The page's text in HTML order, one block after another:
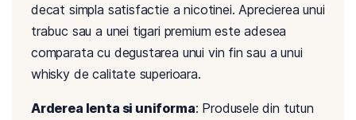
decat simpla satisfactie a nicotinei. Aprecierea unui
trabuc sau a unei tigari premium este adesea
comparata cu degustarea unui vin fin sau a unui
whisky de calitate superioara.
Arderea lenta si uniforma: Produsele din tutun